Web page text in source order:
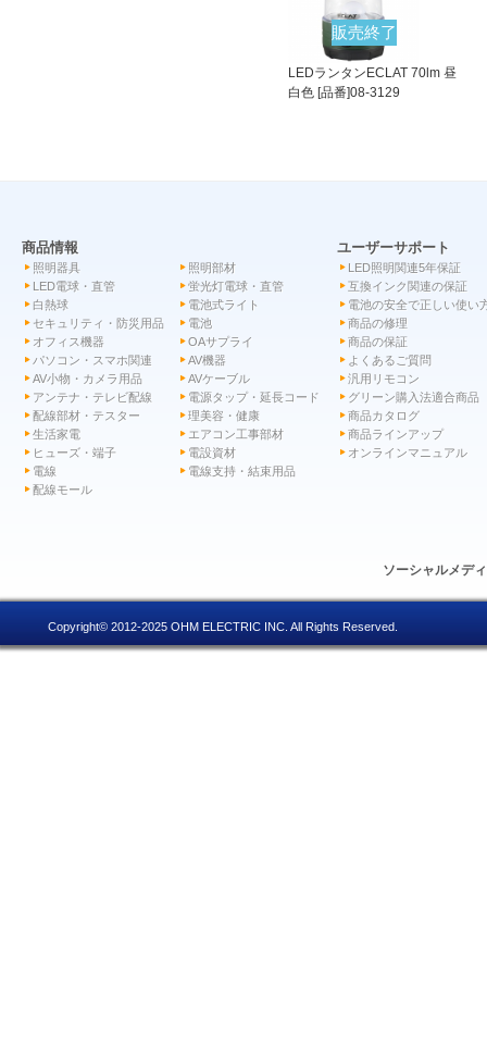
販売終了
LEDランタンECLAT 70lm 昼
白色 [品番]08-3129
商品情報
照明器具
照明部材
LED電球・直管
蛍光灯電球・直管
白熱球
電池式ライト
セキュリティ・防災用品
電池
オフィス機器
OAサプライ
パソコン・スマホ関連
AV機器
AV小物・カメラ用品
AVケーブル
アンテナ・テレビ配線
電源タップ・延長コード
配線部材・テスター
理美容・健康
生活家電
エアコン工事部材
ヒューズ・端子
電設資材
電線
電線支持・結束用品
配線モール
ユーザーサポート
LED照明関連5年保証
互換インク関連の保証
電池の安全で正しい使い
商品の修理
商品の保証
よくあるご質問
汎用リモコン
グリーン購入法適合商品
商品カタログ
商品ラインアップ
オンラインマニュアル
ソーシャルメデ
Copyright© 2012-2025 OHM ELECTRIC INC. All Rights Reserved.